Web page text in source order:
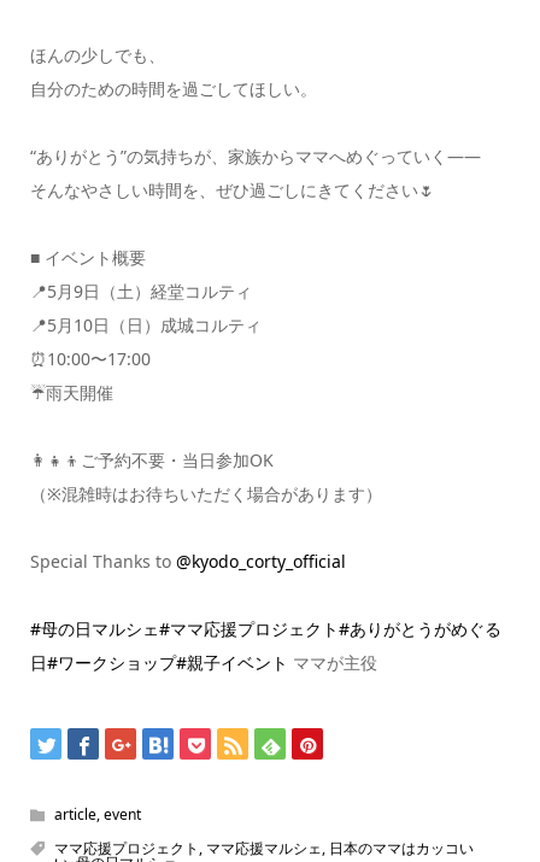
ほんの少しでも、
自分のための時間を過ごしてほしい。
“ありがとう”の気持ちが、家族からママへめぐっていく——
そんなやさしい時間を、ぜひ過ごしにきてください🌷
■ イベント概要
📍5月9日（土）経堂コルティ
📍5月10日（日）成城コルティ
⏰10:00〜17:00
☔雨天開催
👩‍👧‍👦ご予約不要・当日参加OK
（※混雑時はお待ちいただく場合があります）
Special Thanks to @kyodo_corty_official
#母の日マルシェ#ママ応援プロジェクト#ありがとうがめぐる
日#ワークショップ#親子イベント ママが主役
article,event
ママ応援プロジェクト , ママ応援マルシェ, 日本のママはカッコい